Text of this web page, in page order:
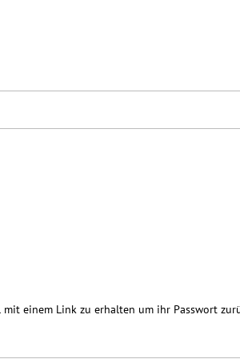
einem Link zu erhalten um ihr Passwort